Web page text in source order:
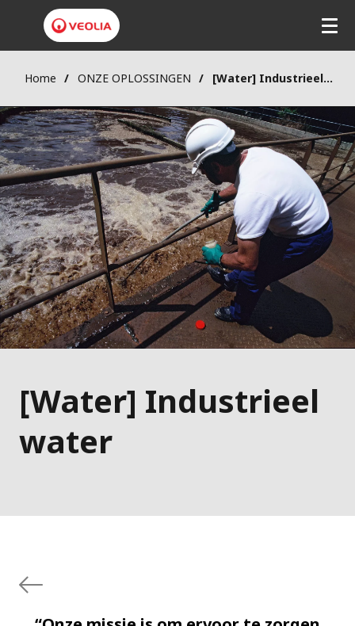
Home ONZE OPLOSSINGEN [Water] Industrieel water
[Water] Industrieel
water